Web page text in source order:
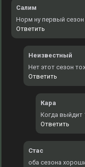
Салим
Норм ну первый
Ответить
Неизвестный
Нет этот сезон
Ответить
Кара
Когда выйдит
Ответить
Стас
оба сезона